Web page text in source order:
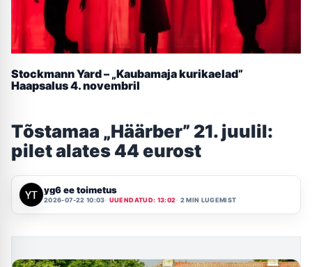
Stockmann Yard – „Kaubamaja kurikaelad”
Haapsalus 4. novembril
Tõstamaa „Häärber” 21. juulil:
pilet alates 44 eurost
yg6 ee toimetus
2026-07-22 10:03 UUENDATUD: 13:02 2 MIN LUGEMIST